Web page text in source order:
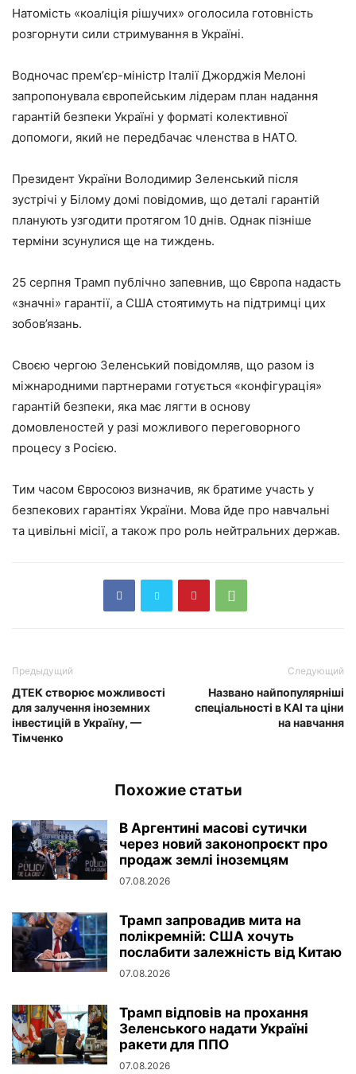
Натомість «коаліція рішучих» оголосила готовність
розгорнути сили стримування в Україні.
Водночас премʼєр-міністр Італії Джорджія Мелоні
запропонувала європейським лідерам план надання
гарантій безпеки Україні у форматі колективної
допомоги, який не передбачає членства в НАТО.
Президент України Володимир Зеленський після
зустрічі у Білому домі повідомив, що деталі гарантій
планують узгодити протягом 10 днів. Однак пізніше
терміни зсунулися ще на тиждень.
25 серпня Трамп публічно запевнив, що Європа надасть
«значні» гарантії, а США стоятимуть на підтримці цих
зобов’язань.
Своєю чергою Зеленський повідомляв, що разом із
міжнародними партнерами готується «конфігурація»
гарантій безпеки, яка має лягти в основу
домовленостей у разі можливого переговорного
процесу з Росією.
Тим часом Євросоюз визначив, як братиме участь у
безпекових гарантіях України. Мова йде про навчальні
та цивільні місії, а також про роль нейтральних держав.
Предыдущий
ДТЕК створює можливості
для залучення іноземних
інвестицій в Україну, —
Тімченко
Следующий
Названо найпопулярніші
спеціальності в КАІ та ціни
на навчання
Похожие статьи
В Аргентині масові сутички
через новий законопроєкт про
продаж землі іноземцям
07.08.2026
Трамп запровадив мита на
полікремній: США хочуть
послабити залежність від Китаю
07.08.2026
Трамп відповів на прохання
Зеленського надати Україні
ракети для ППО
07.08.2026